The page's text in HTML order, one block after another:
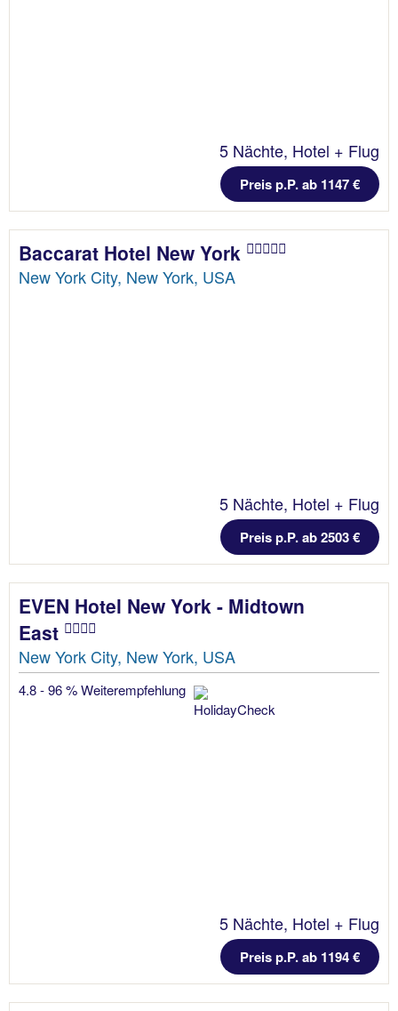
5 Nächte, Hotel + Flug
Preis p.P. ab 1147 €
Baccarat Hotel New York
New York City, New York, USA
5 Nächte, Hotel + Flug
Preis p.P. ab 2503 €
EVEN Hotel New York - Midtown
East
New York City, New York, USA
4.8 - 96 % Weiterempfehlung
5 Nächte, Hotel + Flug
Preis p.P. ab 1194 €